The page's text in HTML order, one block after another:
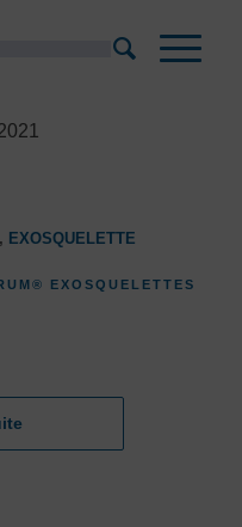
, EXOSQUELETTE
EXOSQUELETTES